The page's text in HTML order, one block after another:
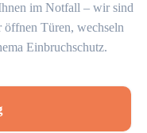
im Notfall – wir sind
öffnen Türen, wechseln
Einbruchschutz.